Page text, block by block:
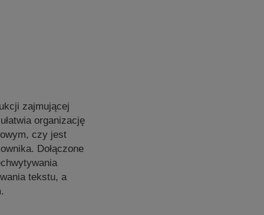
zajmującej
organizację
czy jest
Dołączone
tekstu, a